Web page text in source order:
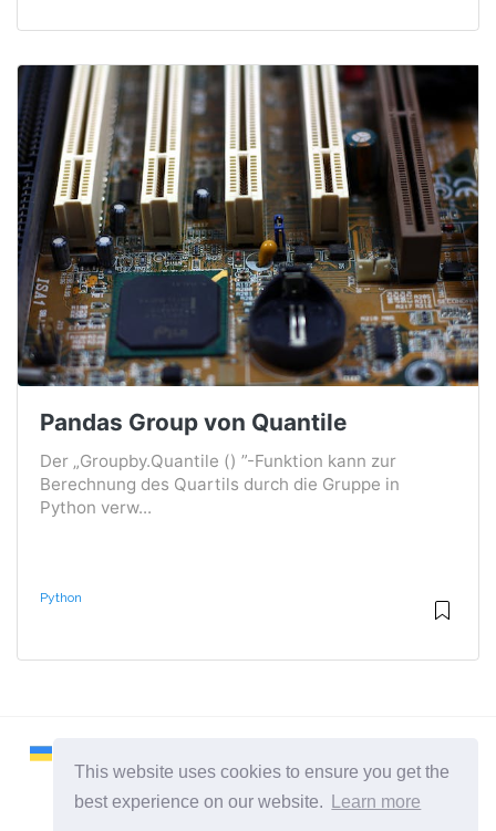
This website uses cookies to ensure you get the
best experience on our website.
Learn more
Pandas Group von Quantile
Der „Groupby.Quantile () ”-Funktion kann zur
Berechnung des Quartils durch die Gruppe in
Python verw...
Python